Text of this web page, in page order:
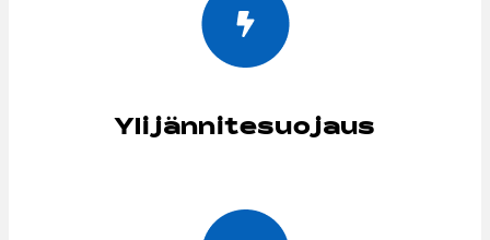
Ylijännitesuojaus